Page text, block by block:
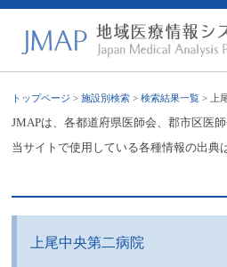
トップページ >施設別検索 >検索結果一覧 > 上
JMAPは、各都道府県医師会、郡市区医
当サイトで使用している各種情報の出典
上尾中央第二病院